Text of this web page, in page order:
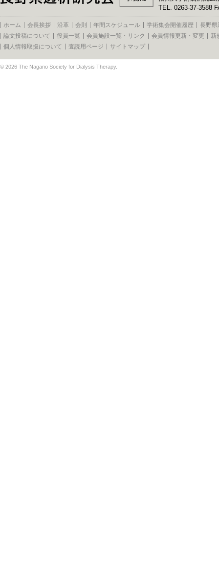
TEL. 0263-37-3588
ホーム 会長挨拶 沿革 会則 年間スケジュール 学術集会開催履歴
長野県
論文投稿について
役員一覧 会員施設一覧・リンク 会員情報更新・変更
新
個人情報取扱について
査読用ページ サイトマップ
© 2026 The Nagano Society for Dialysis Therapy.